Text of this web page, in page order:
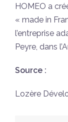
HOMEO a
« made in
l’entreprise
Peyre, dans
Source :
Lozère